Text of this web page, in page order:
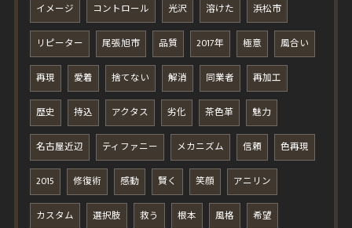
イメージ コントロール 光沢 溶けた 浜松市
リピーター 尾張旭市 品質 2017年 極意 風合い
再現 愛着 捨てない 解消 同業者 再加工
歴史 持込 アクタス 劣化 茶色革 魅力
名古屋近辺 ティファニー メカニズム 信頼 色再現
2015 修復術 感動 賢く 笑顔 アニリン
カスタム 選択肢 救う 根本 風格 希望